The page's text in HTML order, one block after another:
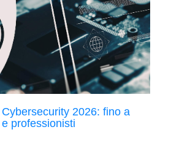
2026: fino a
professionisti